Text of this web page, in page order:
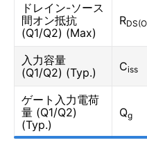
ドレイン-ソース
間オン抵抗
(Q1/Q2) (Max)
R
入力容量
(Q1/Q2) (Typ.)
Ciss
ゲート入力電荷
量 (Q1/Q2)
(Typ.)
Qg